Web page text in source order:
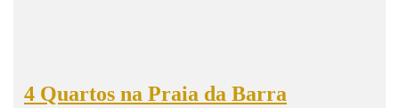
4 Quartos na Praia da Barra